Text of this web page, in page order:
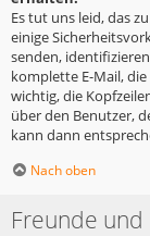
Es tut uns leid, das
einige
senden,
komplette E-Mail,
wichtig, die
über den Benutzer,
kann dann
Nach oben
Freunde